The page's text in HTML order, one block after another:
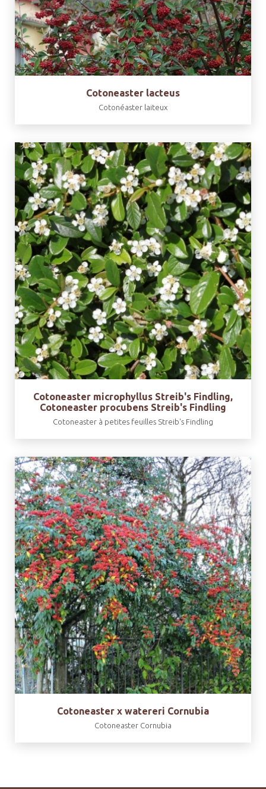
Cotoneaster lacteus
Cotonéaster laiteux
Cotoneaster microphyllus Streib's Findling,
Cotoneaster procubens Streib's Findling
Cotoneaster à petites feuilles Streib's Findling
Cotoneaster x watereri Cornubia
Cotoneaster Cornubia